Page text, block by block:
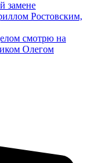
замене
Ростовским,
смотрю на
Олегом